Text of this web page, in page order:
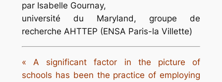
par Isabelle Gournay,
université du Maryland, groupe de
recherche AHTTEP (ENSA Paris-la Villette)
« A significant factor in the picture of
schools has been the practice of employing